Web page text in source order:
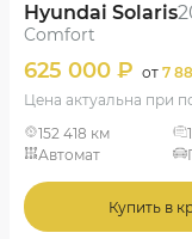
Hyundai Solaris
Comfort
625 000 ₽ от 7
Цена актуальна при
152 418 км
Автомат
Купить в